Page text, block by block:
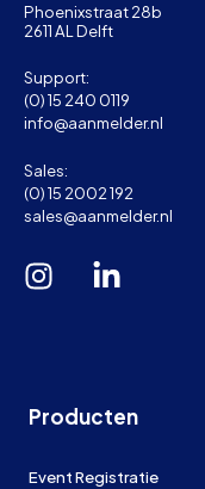
Phoenixstraat 28b
2611 AL Delft
Support:
(0) 15 240 0119
info@aanmelder.nl
Sales:
(0) 15 2002 192
sales@aanmelder.nl
Producten
Event Registratie